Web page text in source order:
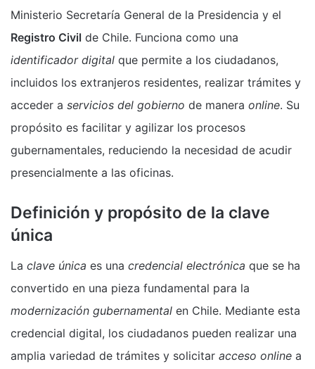
Ministerio Secretaría General de la Presidencia y el
Registro Civil de Chile. Funciona como una
identificador digital que permite a los ciudadanos,
incluidos los extranjeros residentes, realizar trámites y
acceder a servicios del gobierno de manera online. Su
propósito es facilitar y agilizar los procesos
gubernamentales, reduciendo la necesidad de acudir
presencialmente a las oficinas.
Definición y propósito de la clave
única
La clave única es una credencial electrónica que se ha
convertido en una pieza fundamental para la
modernización gubernamental en Chile. Mediante esta
credencial digital, los ciudadanos pueden realizar una
amplia variedad de trámites y solicitar acceso online a